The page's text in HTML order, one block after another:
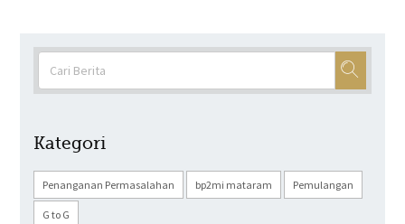
Kategori
Penanganan Permasalahan bp2mi mataram Pemulangan
G to G